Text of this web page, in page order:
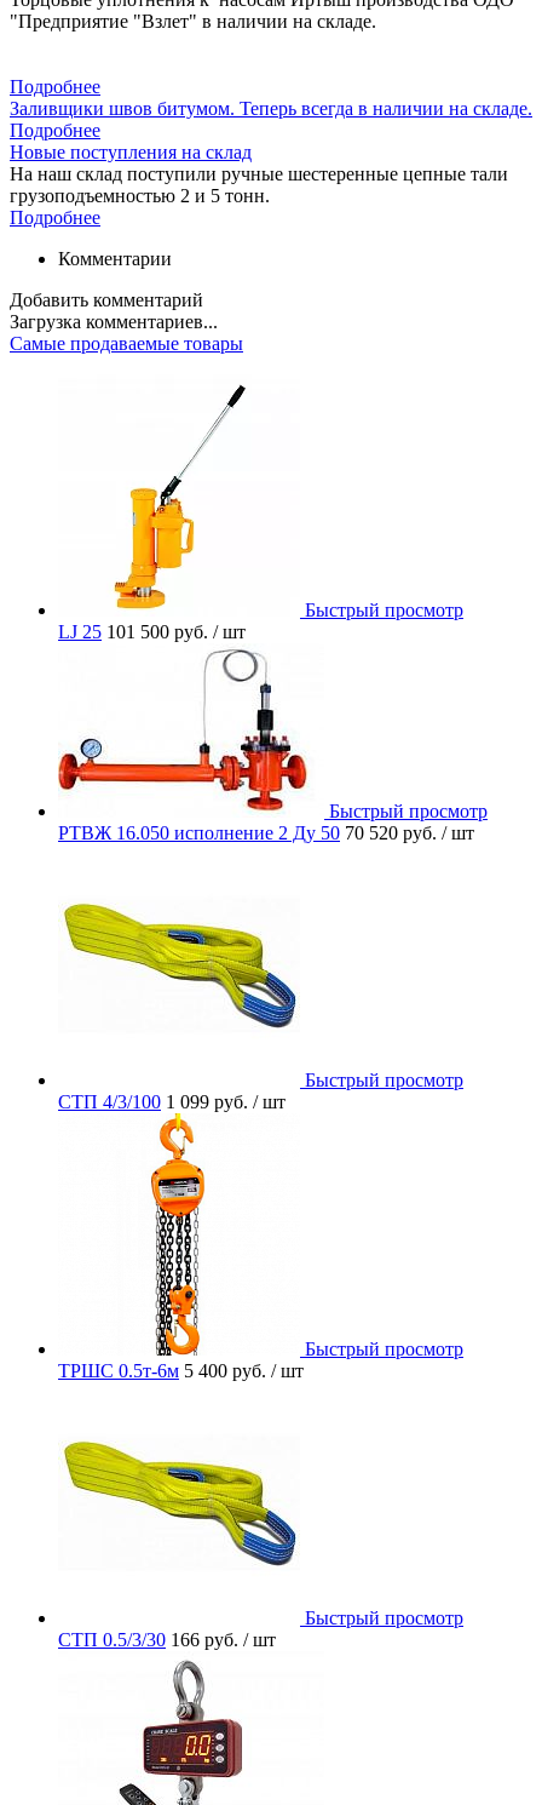
"Предприятие "Взлет" в наличии на складе.
Подробнее
Заливщики швов битумом. Теперь всегда в наличии на складе.
Подробнее
Новые поступления на склад
На наш склад поступили ручные шестеренные цепные тали
грузоподъемностью 2 и 5 тонн.
Подробнее
Комментарии
Добавить комментарий
Загрузка комментариев...
Самые продаваемые товары
Быстрый просмотр
LJ 25 101 500 руб. / шт
Быстрый просмотр
РТВЖ 16.050 исполнение 2 Ду 50 70 520 руб. / шт
Быстрый просмотр
СТП 4/3/100 1 099 руб. / шт
Быстрый просмотр
ТРШС 0.5т-6м 5 400 руб. / шт
Быстрый просмотр
СТП 0.5/3/30 166 руб. / шт